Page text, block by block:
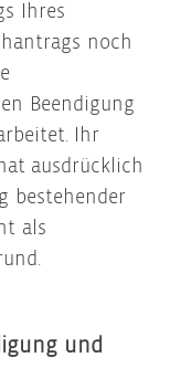
Ihres
noch
Beendigung
Ihr
ausdrücklich
bestehender
als
und